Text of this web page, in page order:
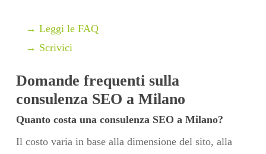
→ Leggi le FAQ
→ Scrivici
Domande frequenti sulla
consulenza SEO a Milano
Quanto costa una consulenza SEO a Milano?
Il costo varia in base alla dimensione del sito, alla